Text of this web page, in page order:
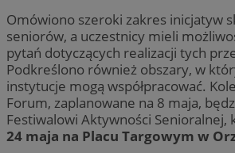
Omówiono szeroki zakres inicjatyw
seniorów, a uczestnicy mieli
pytań dotyczących realizacji tych
Podkreślono również obszary, w
instytucje mogą współpracować.
Forum, zaplanowane na 8 maja,
Festiwalowi Aktywności Senioralnej,
24 maja na Placu Targowym w